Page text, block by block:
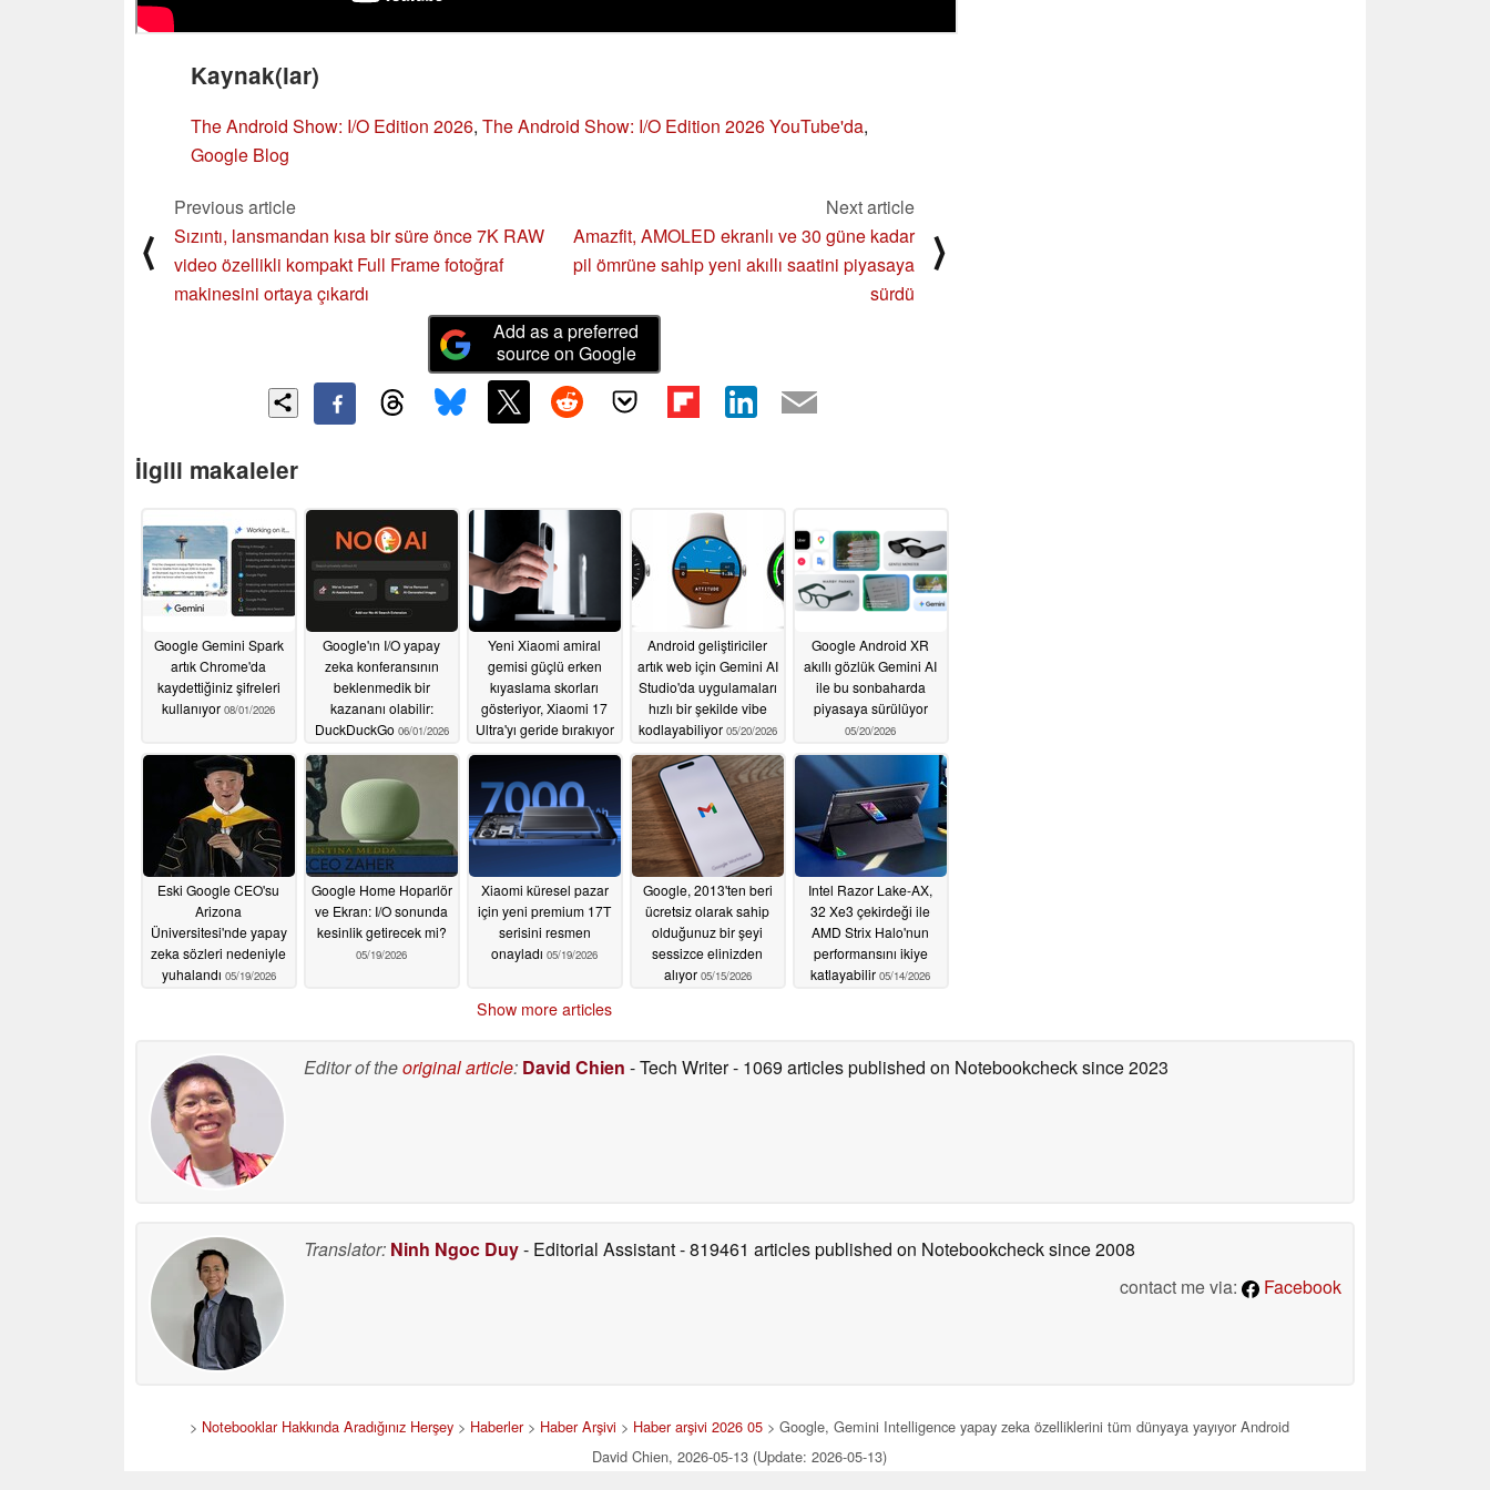
Kaynak(lar)
The Android Show: I/O Edition 2026, The Android Show: I/O Edition 2026 YouTube'da,
Google Blog
⟨
Previous article
Sızıntı, lansmandan kısa bir süre önce 7K RAW
video özellikli kompakt Full Frame fotoğraf
makinesini ortaya çıkardı
Next article
Amazfit, AMOLED ekranlı ve 30 güne kadar
pil ömrüne sahip yeni akıllı saatini piyasaya
sürdü
⟩
Add as a preferred
source on Google
İlgili makaleler
Google Gemini Spark
artık Chrome'da
kaydettiğiniz şifreleri
kullanıyor 08/01/2026
Google'ın I/O yapay
zeka konferansının
beklenmedik bir
kazananı olabilir:
DuckDuckGo 06/01/2026
Yeni Xiaomi amiral
gemisi güçlü erken
kıyaslama skorları
gösteriyor, Xiaomi 17
Ultra'yı geride bırakıyor
05/20/2026
Android geliştiriciler
artık web için Gemini AI
Studio'da uygulamaları
hızlı bir şekilde vibe
kodlayabiliyor 05/20/2026
Google Android XR
akıllı gözlük Gemini AI
ile bu sonbaharda
piyasaya sürülüyor
05/20/2026
Eski Google CEO'su
Arizona
Üniversitesi'nde yapay
zeka sözleri nedeniyle
yuhalandı 05/19/2026
Google Home Hoparlör
ve Ekran: I/O sonunda
kesinlik getirecek mi?
05/19/2026
Xiaomi küresel pazar
için yeni premium 17T
serisini resmen
onayladı 05/19/2026
Google, 2013'ten beri
ücretsiz olarak sahip
olduğunuz bir şeyi
sessizce elinizden
alıyor 05/15/2026
Intel Razor Lake-AX,
32 Xe3 çekirdeği ile
AMD Strix Halo'nun
performansını ikiye
katlayabilir 05/14/2026
Show more articles
Editor of theoriginal article: David Chien - Tech Writer- 1069 articles published on Notebookchecksince 2023
Translator: Ninh Ngoc Duy- Editorial Assistant- 819461 articles published on Notebookchecksince 2008
contact me via:
Facebook
> Notebooklar Hakkında Aradığınız Herşey > Haberler> Haber Arşivi > Haber arşivi 2026 05 > Google, Gemini Intelligence yapay zeka özelliklerini tüm dünyaya yayıyor Android
David Chien, 2026-05-13 (Update: 2026-05-13)